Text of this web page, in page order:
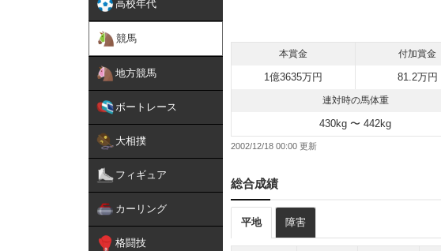
高校年代
競馬
地方競馬
ボートレース
大相撲
フィギュア
カーリング
格闘技
本賞金 付加賞金
1億3635万円 81.2万円
連対時の馬体重
430kg 〜 442kg
2002/12/18 00:00
総合成績
平地 障害